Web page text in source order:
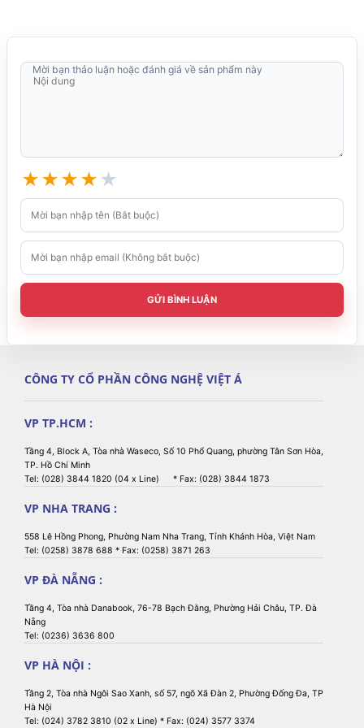
★★★★ ★
GỬI BÌNH LUẬN
Mời bạn thảo luận hoặc đánh giá về sản phẩm này
CÔNG TY CỔ PHẦN CÔNG NGHỆ VIỆT Á
VP TP.HCM :
Tầng 4, Block A, Tòa nhà Waseco, Số 10 Phổ Quang, phường Tân Sơn Hòa,
TP. Hồ Chí Minh
Tel: (028) 3844 1820 (04 x Line) * Fax: (028) 3844 1873
VP NHA TRANG :
558 Lê Hồng Phong, Phường Nam Nha Trang, Tỉnh Khánh Hòa, Việt Nam
Tel: (0258) 3878 688 * Fax: (0258) 3871 263
VP ĐÀ NẴNG :
Tầng 4, Tòa nhà Danabook, 76-78 Bạch Đằng, Phường Hải Châu, TP. Đà
Nẵng
Tel: (0236) 3636 800
VP HÀ NỘI :
Tầng 2, Tòa nhà Ngôi Sao Xanh, số 57, ngõ Xã Đàn 2, Phường Đống Đa, TP
Hà Nội
Tel: (024) 3782 3810 (02 x Line) * Fax: (024) 3577 3374